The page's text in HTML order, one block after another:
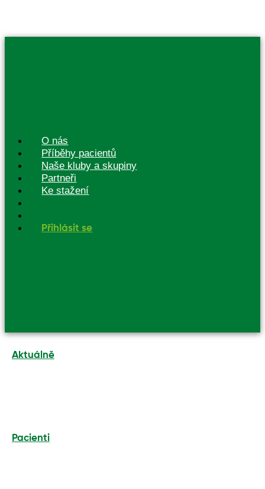
O nás
Příběhy pacientů
Naše kluby a skupiny
Partneři
Ke stažení
Přihlásit se
Aktuálně
Pacienti